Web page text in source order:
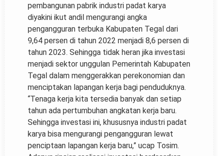
pembangunan pabrik industri padat karya
diyakini ikut andil mengurangi angka
pengangguran terbuka Kabupaten Tegal dari
9,64 persen di tahun 2022 menjadi 8,6 persen di
tahun 2023. Sehingga tidak heran jika investasi
menjadi sektor unggulan Pemerintah Kabupaten
Tegal dalam menggerakkan perekonomian dan
menciptakan lapangan kerja bagi penduduknya.
“Tenaga kerja kita tersedia banyak dan setiap
tahun ada pertumbuhan angkatan kerja baru.
Sehingga investasi ini, khususnya industri padat
karya bisa mengurangi pengangguran lewat
penciptaan lapangan kerja baru,” ucap Tosim.